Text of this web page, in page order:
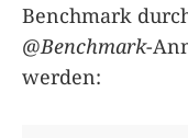
Benchmark
@Benchmark-
werden: